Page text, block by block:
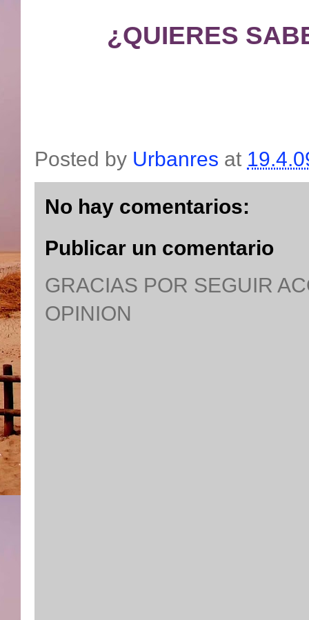
¿QUIERES
Posted by Urbanres at
No hay comentarios:
Publicar un comentario
GRACIAS POR SEGUIR
OPINION